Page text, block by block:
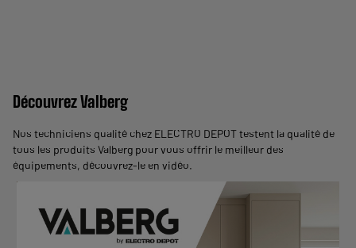
Découvrez Valberg
Nos techniciens qualité chez ELECTRO DEPOT testent la qualité de
tous les produits Valberg pour vous offrir le meilleur des
équipements, découvrez-le en vidéo.